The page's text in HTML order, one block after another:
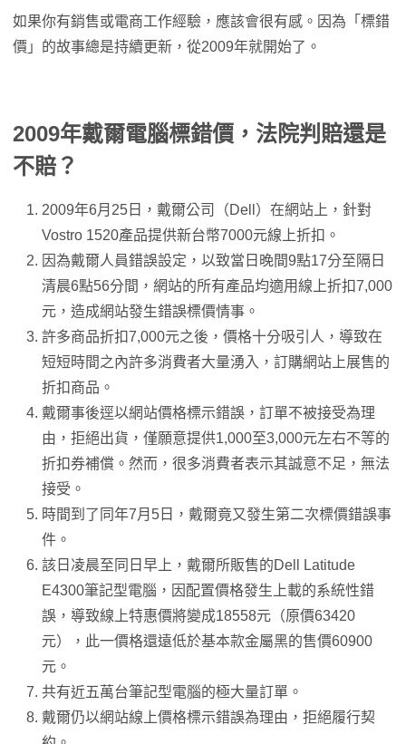
如果你有銷售或電商工作經驗，應該會很有感。因為「標錯
價」的故事總是持續更新，從2009年就開始了。
2009年戴爾電腦標錯價，法院判賠還是
不賠？
2009年6月25日，戴爾公司（Dell）在網站上，針對
Vostro 1520產品提供新台幣7000元線上折扣。
因為戴爾人員錯誤設定，以致當日晚間9點17分至隔日
清晨6點56分間，網站的所有產品均適用線上折扣7,000
元，造成網站發生錯誤標價情事。
許多商品折扣7,000元之後，價格十分吸引人，導致在
短短時間之內許多消費者大量湧入，訂購網站上展售的
折扣商品。
戴爾事後逕以網站價格標示錯誤，訂單不被接受為理
由，拒絕出貨，僅願意提供1,000至3,000元左右不等的
折扣券補償。然而，很多消費者表示其誠意不足，無法
接受。
時間到了同年7月5日，戴爾竟又發生第二次標價錯誤事
件。
該日凌晨至同日早上，戴爾所販售的Dell Latitude
E4300筆記型電腦，因配置價格發生上載的系統性錯
誤，導致線上特惠價將變成18558元（原價63420
元），此一價格還遠低於基本款金屬黑的售價60900
元。
共有近五萬台筆記型電腦的極大量訂單。
戴爾仍以網站線上價格標示錯誤為理由，拒絕履行契